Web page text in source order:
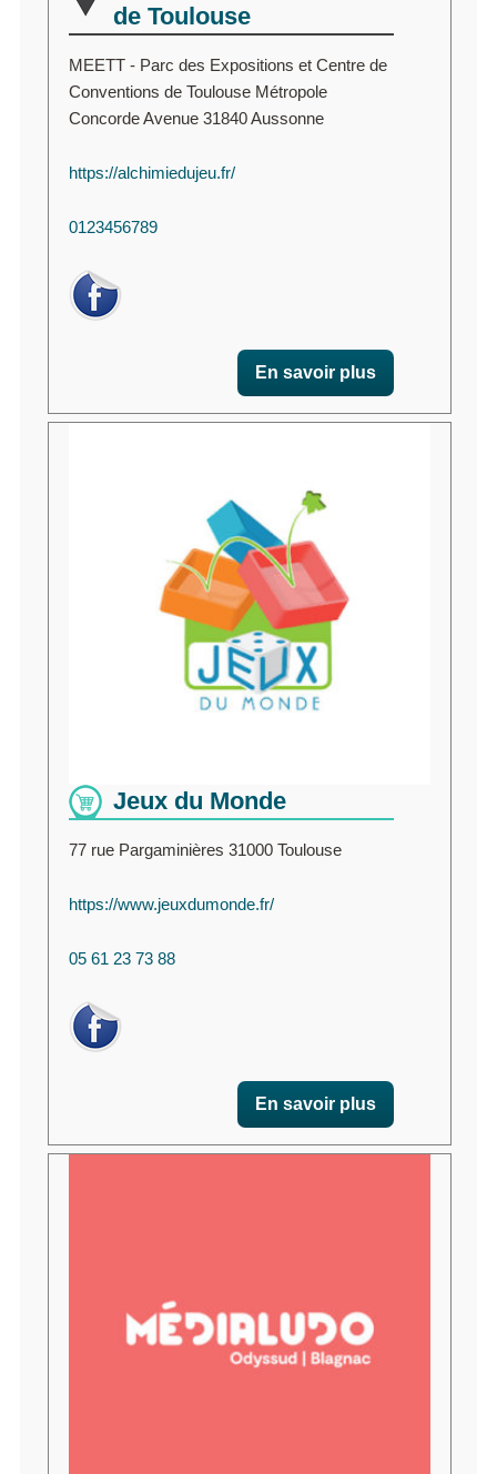
de Toulouse
MEETT - Parc des Expositions et Centre de
Conventions de Toulouse Métropole
Concorde Avenue 31840 Aussonne
https://alchimiedujeu.fr/
0123456789
En savoir plus
Jeux du Monde
77 rue Pargaminières 31000 Toulouse
https://www.jeuxdumonde.fr/
05 61 23 73 88
En savoir plus